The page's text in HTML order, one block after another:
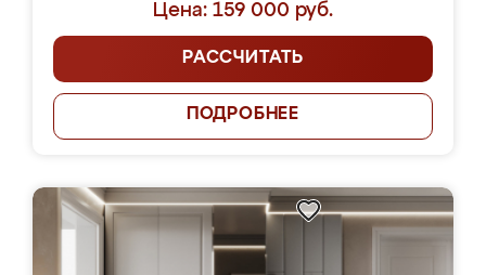
Цена: 159 000 руб.
РАССЧИТАТЬ
ПОДРОБНЕЕ